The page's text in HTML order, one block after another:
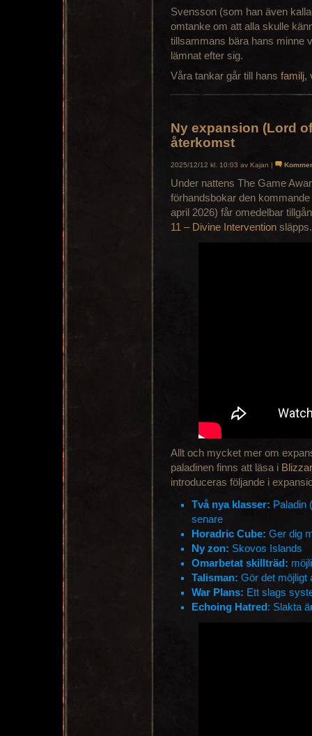
Svensson (som han även
omtanke om att alla skulle
tillsammans bära hans minne
lämnat efter sig.
Våra tankar går till hans familj,
Ny expansion (Lord
återkomst
2025/12/12 kl. 10:03 av Kajan |
Under nattens The Game
förhandsbokar den
april 2026) får omedelbar
11 – Divine Intervention släpps.
Allt och mycket mer om
paladinen finns att läsa i
introduceras följande i
Två nya klasser: Paladin
senare
Horadric Cube: Ger dig
Ny zon: Skovos Islands
Omarbetat skillträd:
Talisman: Gör det möjligt
War Plans: Ett slags
Echoing Hatred: Slakta